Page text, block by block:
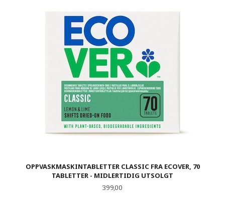
OPPVASKMASKINTABLETTER CLASSIC FRA ECOVER, 70
TABLETTER - MIDLERTIDIG UTSOLGT
Pris
399,00